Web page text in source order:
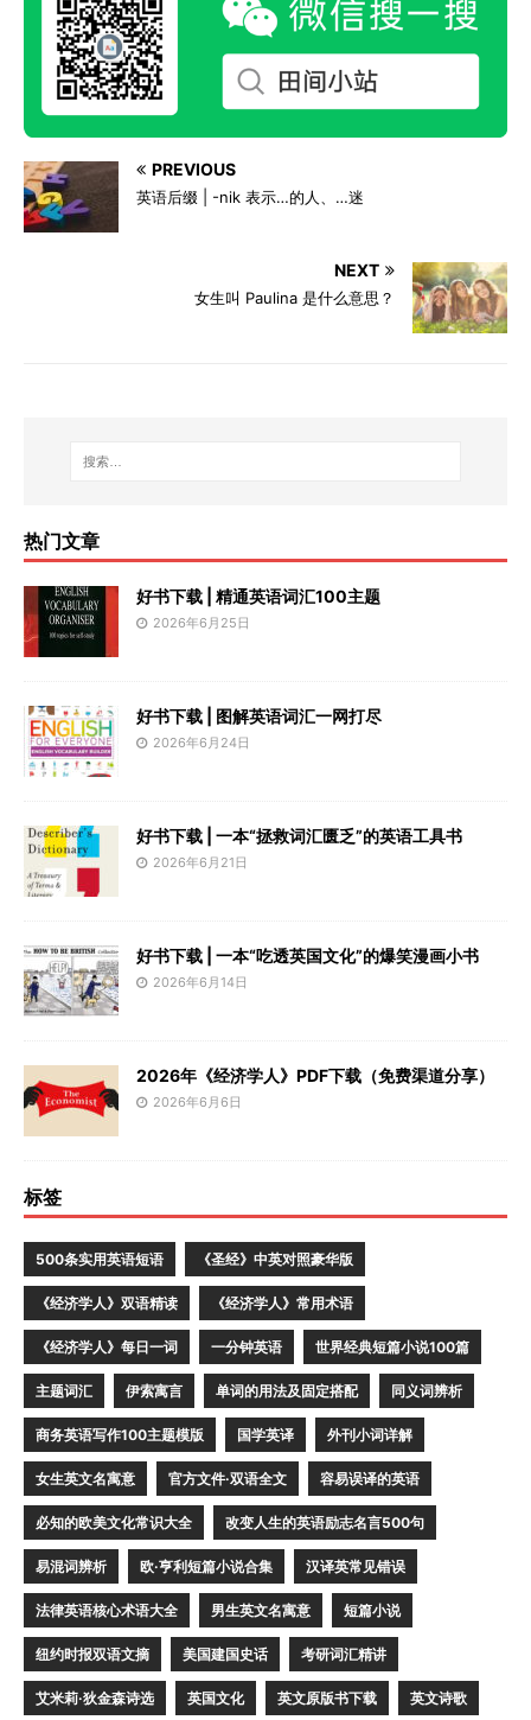
PREVIOUS
英语后缀 | -nik 表示…的人、…迷
NEXT
女生叫 Paulina 是什么意思？
热门文章
好书下载 | 精通英语词汇100主题
2026年6月25日
好书下载 | 图解英语词汇一网打尽
2026年6月24日
好书下载 | 一本“拯救词汇匮乏”的英语工具书
2026年6月21日
好书下载 | 一本“吃透英国文化”的爆笑漫画小书
2026年6月14日
2026年《经济学人》PDF下载（免费渠道分享）
2026年6月6日
标签
500条实用英语短语 《圣经》中英对照豪华版
《经济学人》双语精读 《经济学人》常用术语
《经济学人》每日一词 一分钟英语 世界经典短篇小说100篇
主题词汇 伊索寓言 单词的用法及固定搭配 同义词辨析
商务英语写作100主题模版 国学英译 外刊小词详解
女生英文名寓意 官方文件·双语全文 容易误译的英语
必知的欧美文化常识大全 改变人生的英语励志名言500句
易混词辨析 欧·亨利短篇小说合集 汉译英常见错误
法律英语核心术语大全 男生英文名寓意 短篇小说
纽约时报双语文摘 美国建国史话 考研词汇精讲
艾米莉·狄金森诗选 英国文化 英文原版书下载 英文诗歌